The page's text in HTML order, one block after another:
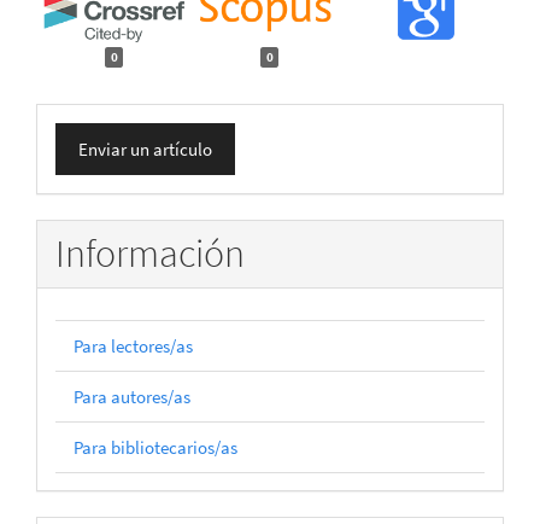
0 0
Enviar
un
artículo
Enviar un artículo
Información
Para lectores/as
Para autores/as
Para bibliotecarios/as